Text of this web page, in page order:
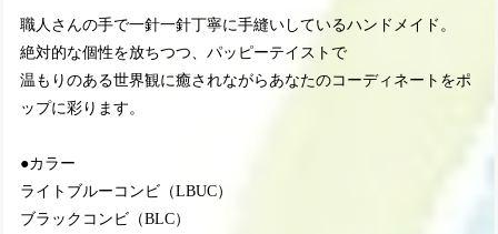
職人さんの手で一針一針丁寧に手縫いしているハンドメイド。
絶対的な個性を放ちつつ、パッピーテイストで
温もりのある世界観に癒されながらあなたのコーディネートをポ
ップに彩ります。
●カラー
ライトブルーコンビ（LBUC）
ブラックコンビ（BLC）